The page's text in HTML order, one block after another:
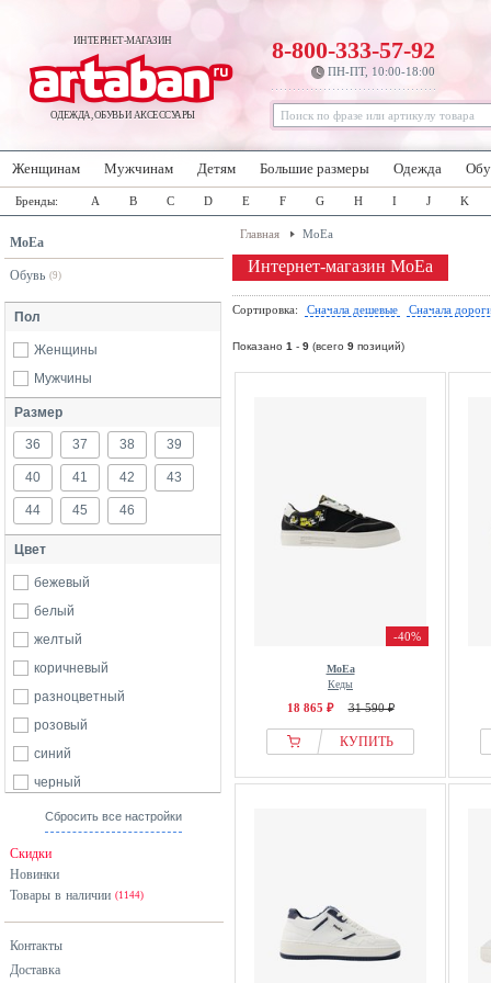
ИНТЕРНЕТ-МАГАЗИН
ОДЕЖДА, ОБУВЬ И АКСЕССУАРЫ
8-800-333-57-92
ПН-ПТ, 10:00-18:00
Женщинам Мужчинам Детям Большие размеры Одежда
Бренды: A B C D E F G H I J K
MoEa
Обувь (9)
Пол
Женщины
Мужчины
Размер
36 37 38 39
40 41 42 43
44 45 46
Цвет
бежевый
белый
желтый
коричневый
разноцветный
розовый
синий
черный
Сбросить все настройки
Скидки
Новинки
Товары в наличии (1144)
Контакты
Доставка
Главная MoEa
Интернет-магазин MoEa
Сортировка: Сначала дешевые Сначала
Показано 1 - 9 (всего 9 позиций)
-40%
MoEa
Кеды
18 865 ₽ 31 590 ₽
КУПИТЬ